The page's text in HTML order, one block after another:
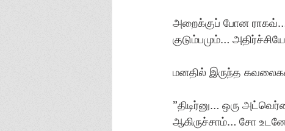
அறைக்குப் போன ராகவ்…
குடும்பமும்…
மனதில் இருந்த
”திடிர்னு… ஒரு
ஆகிருச்சாம்… சோ